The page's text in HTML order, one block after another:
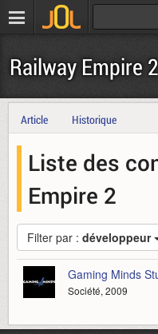
Railway Empire 2
Article Historique
Liste des
Empire 2
Filter par : développeur
Gaming Minds
Société, 2009